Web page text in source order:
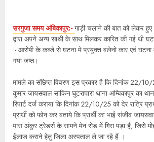
सरगुजा समय अंबिकापुर:- गाड़ी चलाने की बात को लेकर हुए
द्वारा अपने अन्य साथी के साथ मिलकर कारित की गई थी
:- आरोपी के कब्जे से घटना मे प्रयुक्त बलेनो कार एवं घटना
गया जप्त।
मामले का संछिप्त विवरण इस प्रकार है कि दिनांक 22/10/
कुमार जायसवाल साकिन घुटरापारा थाना अम्बिकापुर का
रिपार्ट दर्ज कराया कि दिनांक 22/10/25 को देर रात्रि
प्रार्थी को फोन कर बताये कि प्रार्थी का भाई संजीव
पास अंकुर ट्रेडर्स के सामने मेन रोड में गिरा पड़ा है, जिसे
ईलाज कराने हेतु जिला अस्पताल ले जा रहे हैं ।